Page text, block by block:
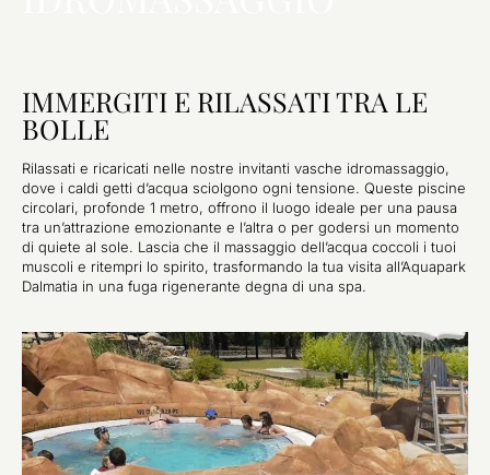
IMMERGITI E RILASSATI TRA LE
BOLLE
Rilassati e ricaricati nelle nostre invitanti vasche idromassaggio,
dove i caldi getti d’acqua sciolgono ogni tensione. Queste piscine
circolari, profonde 1 metro, offrono il luogo ideale per una pausa
tra un’attrazione emozionante e l’altra o per godersi un momento
di quiete al sole. Lascia che il massaggio dell’acqua coccoli i tuoi
muscoli e ritempri lo spirito, trasformando la tua visita all’Aquapark
Dalmatia in una fuga rigenerante degna di una spa.